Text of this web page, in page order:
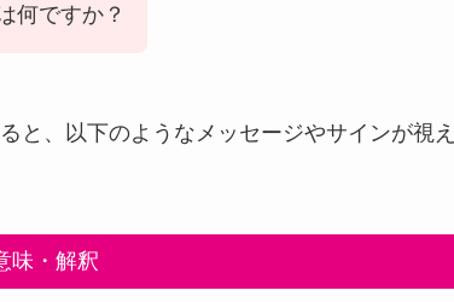
何ですか？
と、以下のようなメッセージやサインが視
味・解釈